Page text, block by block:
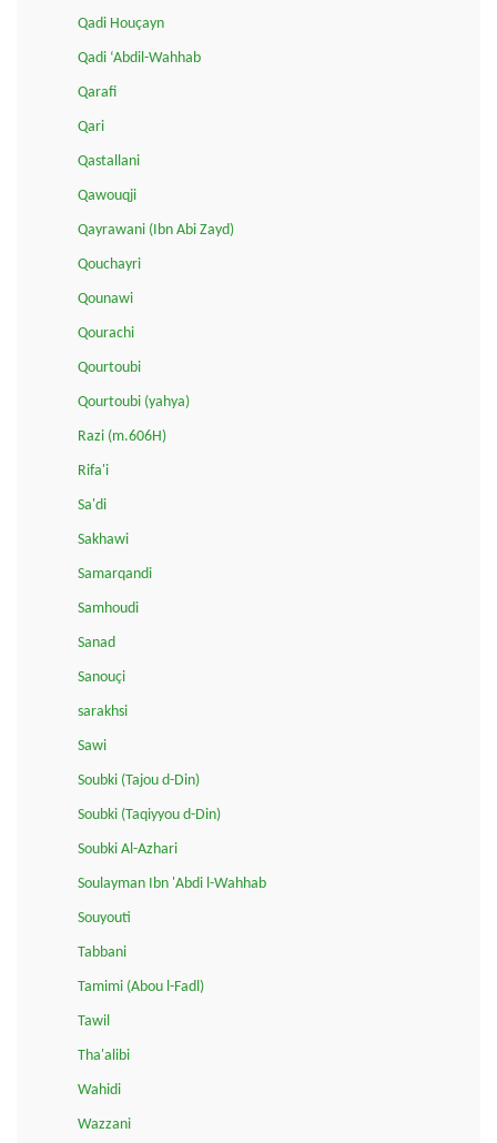
Qadi Houçayn
Qadi ‘Abdil-Wahhab
Qarafi
Qari
Qastallani
Qawouqji
Qayrawani (Ibn Abi Zayd)
Qouchayri
Qounawi
Qourachi
Qourtoubi
Qourtoubi (yahya)
Razi (m.606H)
Rifa'i
Sa'di
Sakhawi
Samarqandi
Samhoudi
Sanad
Sanouçi
sarakhsi
Sawi
Soubki (Tajou d-Din)
Soubki (Taqiyyou d-Din)
Soubki Al-Azhari
Soulayman Ibn 'Abdi l-Wahhab
Souyouti
Tabbani
Tamimi (Abou l-Fadl)
Tawil
Tha'alibi
Wahidi
Wazzani